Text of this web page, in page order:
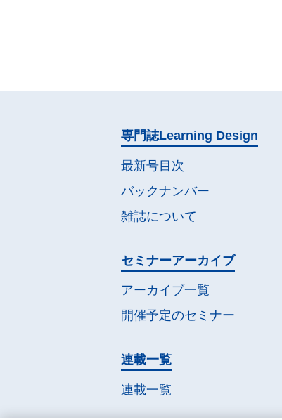
専門誌Learning Design
最新号目次
バックナンバー
雑誌について
セミナーアーカイブ
アーカイブ一覧
開催予定のセミナー
連載一覧
連載一覧